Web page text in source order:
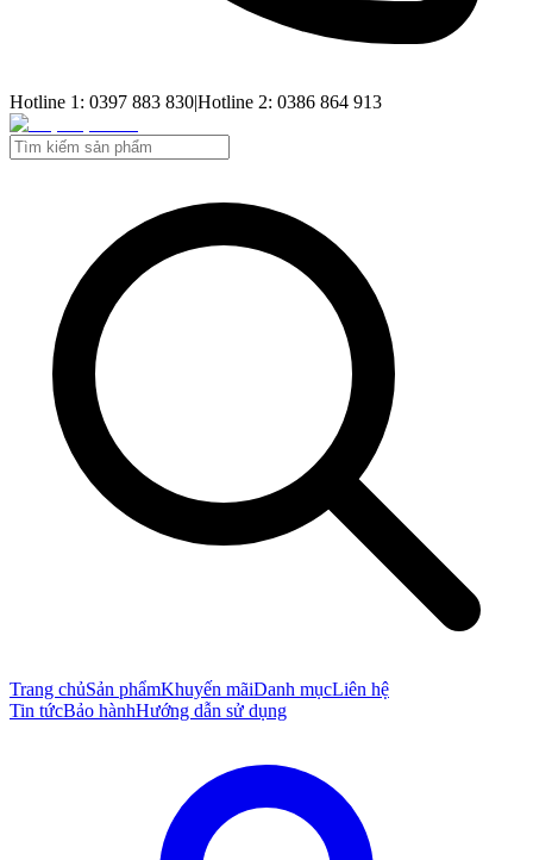
Hotline 1: 0397 883 830|Hotline 2: 0386 864 913
Trang chủSản phẩmKhuyến mãiDanh mụcLiên hệ
Tin tứcBảo hànhHướng dẫn sử dụng